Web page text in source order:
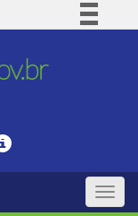
BR
Toggle